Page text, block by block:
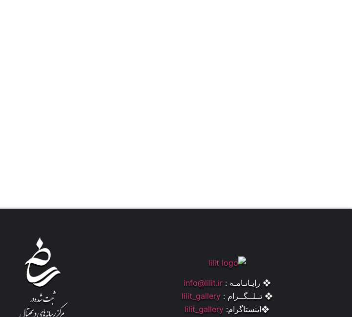
❖ رایـانـامـه : info@lilit.ir
❖ تــلــگــرام : lilit_gallery
❖اینستاگرام: lilit_gallery